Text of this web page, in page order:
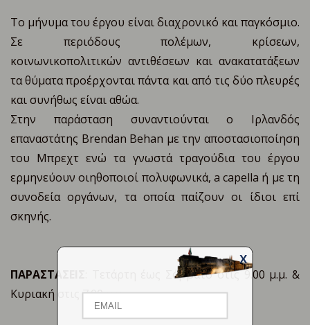
X
Το μήνυμα του έργου είναι διαχρονικό και παγκόσμιο.
Σε περιόδους πολέμων, κρίσεων,
κοινωνικοπολιτικών αντιθέσεων και ανακατατάξεων
τα θύματα προέρχονται πάντα και από τις δύο πλευρές
και συνήθως είναι αθώα.
Στην παράσταση συναντιούνται ο Ιρλανδός
επαναστάτης Brendan Behan με την αποστασιοποίηση
του Μπρεχτ ενώ τα γνωστά τραγούδια του έργου
ερμηνεύουν οιηθοποιοί πολυφωνικά, a capella ή με τη
συνοδεία οργάνων, τα οποία παίζουν οι ίδιοι επί
σκηνής.
ΠΑΡΑΣΤΑΣΕΙΣ
: Τετάρτη έως Σάββατο στις 9.00 μ.μ. &
Κυριακή στις 7.00 μ.μ.